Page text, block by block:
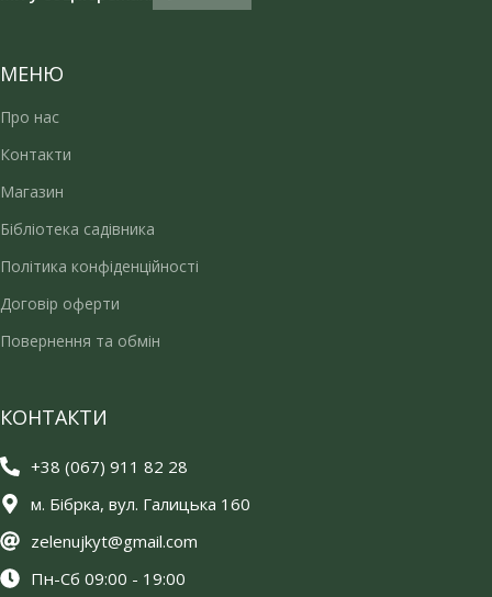
МЕНЮ
Про нас
Контакти
Магазин
Бібліотека садівника
Політика конфіденційності
Договір оферти
Повернення та обмін
КОНТАКТИ
+38 (067) 911 82 28
м. Бібрка, вул. Галицька 160
zelenujkyt@gmail.com
Пн-Сб 09:00 - 19:00